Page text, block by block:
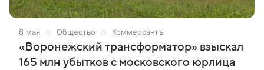
6 мая Общество Коммерсантъ
«Воронежский трансформатор» взыскал
165 млн убытков с московского юрлица